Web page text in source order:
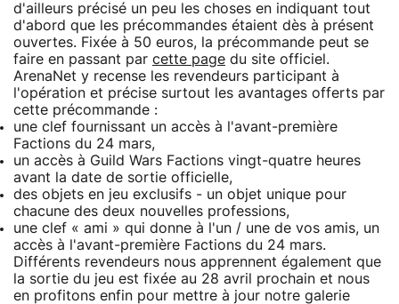
d'ailleurs précisé un peu les choses en indiquant tout
d'abord que les précommandes étaient dès à présent
ouvertes. Fixée à 50 euros, la précommande peut se
faire en passant par cette page du site officiel.
ArenaNet y recense les revendeurs participant à
l'opération et précise surtout les avantages offerts par
cette précommande :
une clef fournissant un accès à l'avant-première
Factions du 24 mars,
un accès à Guild Wars Factions vingt-quatre heures
avant la date de sortie officielle,
des objets en jeu exclusifs - un objet unique pour
chacune des deux nouvelles professions,
une clef « ami » qui donne à l'un / une de vos amis, un
accès à l'avant-première Factions du 24 mars.
Différents revendeurs nous apprennent également que
la sortie du jeu est fixée au 28 avril prochain et nous
en profitons enfin pour mettre à jour notre galerie